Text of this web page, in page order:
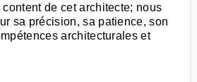
content de cet architecte; nous
sa précision, sa patience, son
architecturales et